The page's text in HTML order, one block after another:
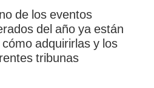
de los eventos
del año ya están
adquirirlas y los
tribunas